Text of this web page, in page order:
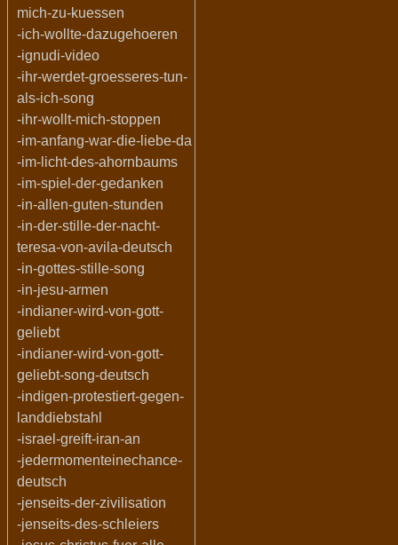
mich-zu-kuessen
-ich-wollte-dazugehoeren
-ignudi-video
-ihr-werdet-groesseres-tun-
als-ich-song
-ihr-wollt-mich-stoppen
-im-anfang-war-die-liebe-da
-im-licht-des-ahornbaums
-im-spiel-der-gedanken
-in-allen-guten-stunden
-in-der-stille-der-nacht-
teresa-von-avila-deutsch
-in-gottes-stille-song
-in-jesu-armen
-indianer-wird-von-gott-
geliebt
-indianer-wird-von-gott-
geliebt-song-deutsch
-indigen-protestiert-gegen-
landdiebstahl
-israel-greift-iran-an
-jedermomenteinechance-
deutsch
-jenseits-der-zivilisation
-jenseits-des-schleiers